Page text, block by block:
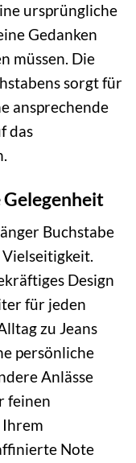
ursprüngliche
Gedanken
müssen. Die
sorgt für
ansprechende
das
Gelegenheit
Buchstabe
Design
für jeden
zu Jeans
persönliche
Anlässe
feinen
Note